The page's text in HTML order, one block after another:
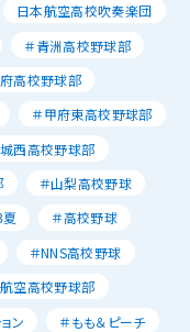
日本航空高校吹奏楽団
＃青洲高校野球部
高校野球部
＃甲府東高校野球部
西高校野球部
＃山梨高校野球
夏
＃高校野球
＃NNS高校野球
空高校野球部
ン
＃もも＆ピーチ